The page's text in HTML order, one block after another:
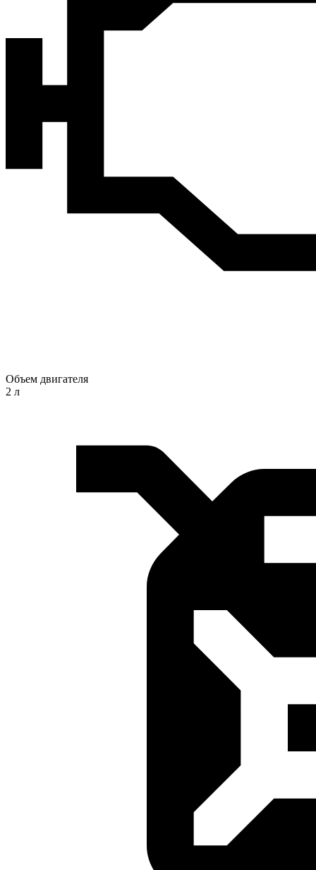
Объем двигателя
2 л